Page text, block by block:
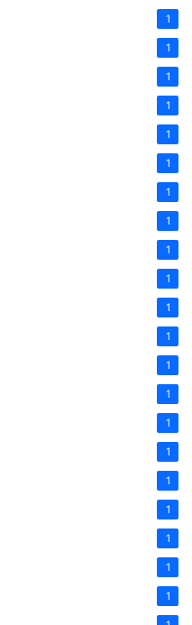
1
1
1
1
1
1
1
1
1
1
1
1
1
1
1
1
1
1
1
1
1